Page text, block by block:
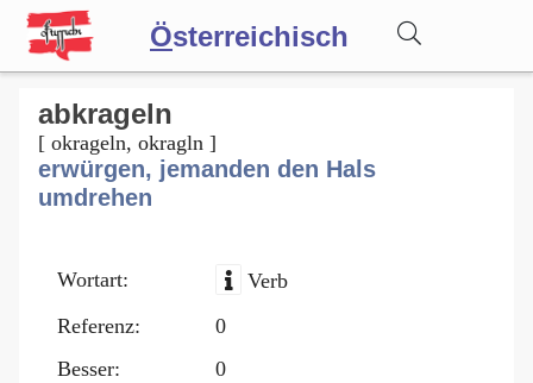
Österreichisch
Wörterbuch
Forum
abkrageln
[ okrageln, okragln ]
erwürgen, jemanden den Hals
umdrehen
Wortart:
Verb
Referenz:
0
Besser:
0